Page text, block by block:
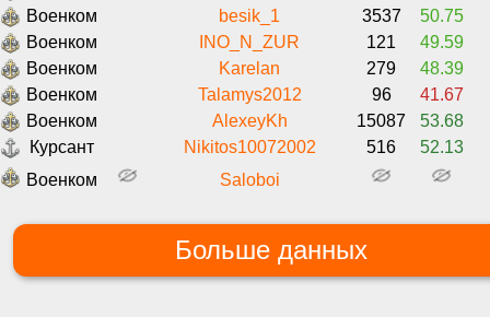
Военком
besik_1 3537
50.75
Военком
INO_N_ZUR 121
49.59
Военком
Karelan 279
48.39
Военком
Talamys2012 96
41.67
Военком
AlexeyKh 15087
53.68
Курсант
Nikitos10072002 516
52.13
Военком
Saloboi
Больше данных